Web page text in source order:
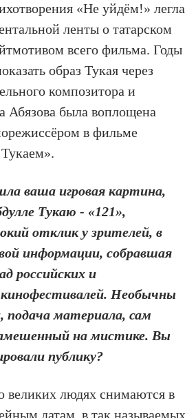
«Не уйдём!» легла
ленты о татарском
всего фильма. Годы
образ Тукая через
композитора и
Абязова была воплощена
в фильме
ваша игровая картина,
Тукаю - «121»,
отклик у зрителей, в
информации, собравшая
российских и
Необычны
подача материала, сам
на мистике. Вы
публику?
великих людях снимаются в
датам, в так называемых